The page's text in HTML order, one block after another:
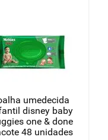
umedecida
disney baby
one & done
48 unidades